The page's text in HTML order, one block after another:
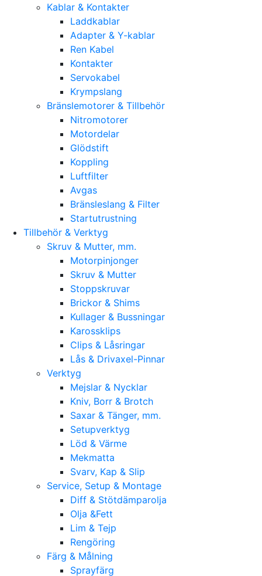
Kablar & Kontakter
Laddkablar
Adapter & Y-kablar
Ren Kabel
Kontakter
Servokabel
Krympslang
Bränslemotorer & Tillbehör
Nitromotorer
Motordelar
Glödstift
Koppling
Luftfilter
Avgas
Bränsleslang & Filter
Startutrustning
Tillbehör & Verktyg
Skruv & Mutter, mm.
Motorpinjonger
Skruv & Mutter
Stoppskruvar
Brickor & Shims
Kullager & Bussningar
Karossklips
Clips & Låsringar
Lås & Drivaxel-Pinnar
Verktyg
Mejslar & Nycklar
Kniv, Borr & Brotch
Saxar & Tänger, mm.
Setupverktyg
Löd & Värme
Mekmatta
Svarv, Kap & Slip
Service, Setup & Montage
Diff & Stötdämparolja
Olja &Fett
Lim & Tejp
Rengöring
Färg & Målning
Sprayfärg